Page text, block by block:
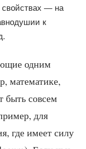
свойствах — на
к
одним
математике,
быть совсем
для
где имеет силу